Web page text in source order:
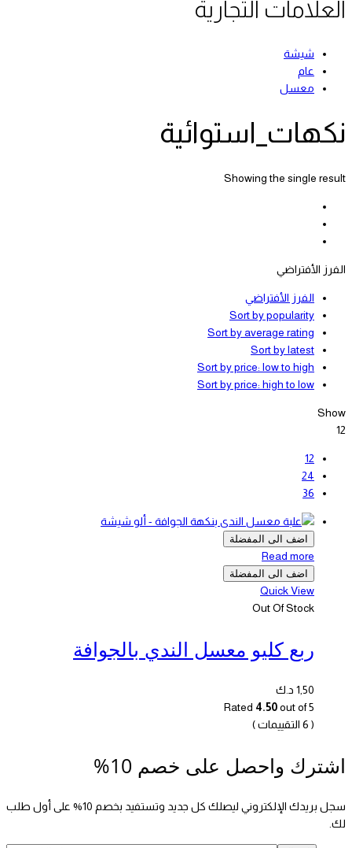
العلامات التجارية
شيشة
عام
معسل
نكهات_استوائية
Showing the single result
الفرز الأفتراضي
الفرز الأفتراضي
Sort by popularity
Sort by average rating
Sort by latest
Sort by price: low to high
Sort by price: high to low
Show
12
12
24
36
اضف الى المفضلة
Read more
اضف الى المفضلة
Quick View
Out Of Stock
ربع كليو معسل الندي بالجوافة
1,50 د.ك
Rated 4.50out of 5
( 6 التقييمات )
اشترك واحصل على خصم 10%
سجل بريدك الإلكتروني ليصلك كل جديد وتستفيد بخصم 10% على أول طلب
لك.